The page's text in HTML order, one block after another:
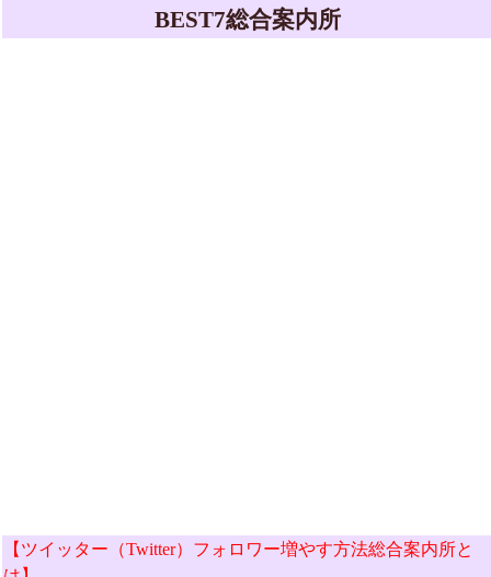
BEST7総合案内所
【ツイッター（Twitter）フォロワー増やす方法総合案内所と